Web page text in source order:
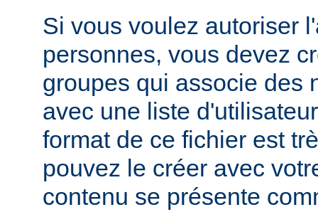
Si vous voulez autoriser
personnes, vous devez
groupes qui associe des
avec une liste
format de ce fichier est
pouvez le créer avec
contenu se présente